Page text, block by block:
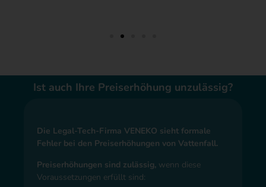
Ist auch Ihre Preiserhöhung unzulässig?
Die Legal-Tech-Firma VENEKO sieht formale
Fehler bei den Preiserhöhungen von Vattenfall.
Preiserhöhungen sind zulässig, wenn diese
Voraussetzungen erfüllt sind: